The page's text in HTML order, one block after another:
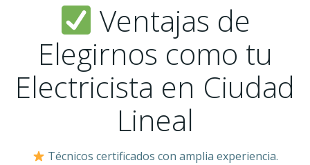
Ventajas de
Elegirnos como tu
Electricista en Ciudad
Lineal
Técnicos certificados con amplia experiencia.